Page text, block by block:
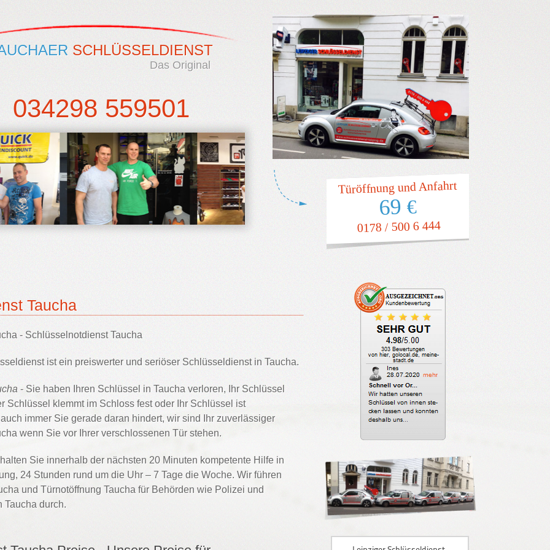
SCHLÜSSELDIENST
Das Original
034298 559501
Türöffnung und Anfahrt
0178 / 500 6 444
69 €
Taucha
- Schlüsselnotdienst Taucha
ist ein preiswerter und seriöser Schlüsseldienst in Taucha.
- Sie haben Ihren Schlüssel in Taucha verloren, Ihr Schlüssel
Schlüssel klemmt im Schloss fest oder Ihr Schlüssel ist
immer Sie gerade daran hindert, wir sind Ihr zuverlässiger
wenn Sie vor Ihrer verschlossenen Tür stehen.
Sie innerhalb der nächsten 20 Minuten kompetente Hilfe in
24 Stunden rund um die Uhr – 7 Tage die Woche. Wir führen
und Türnotöffnung Taucha für Behörden wie Polizei und
Taucha durch.